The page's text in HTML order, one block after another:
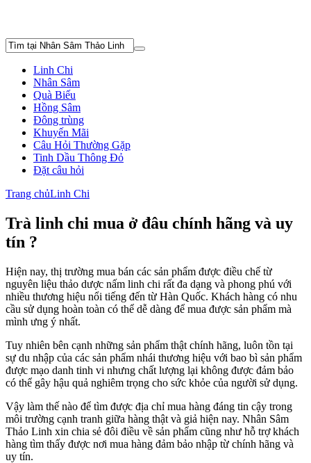
Linh Chi
Nhân Sâm
Quà Biếu
Hồng Sâm
Đông trùng
Khuyến Mãi
Câu Hỏi Thường Gặp
Tinh Dầu Thông Đỏ
Đặt câu hỏi
Trang chủLinh Chi
Trà linh chi mua ở đâu chính hãng và uy
tín ?
Hiện nay, thị trường mua bán các sản phẩm được điều chế từ
nguyên liệu thảo dược nấm linh chi rất đa dạng và phong phú với
nhiều thương hiệu nổi tiếng đến từ Hàn Quốc. Khách hàng có nhu
cầu sử dụng hoàn toàn có thể dễ dàng để mua được sản phẩm mà
mình ưng ý nhất.
Tuy nhiên bên cạnh những sản phẩm thật chính hãng, luôn tồn tại
sự du nhập của các sản phẩm nhái thương hiệu với bao bì sản phẩm
được mạo danh tinh vi nhưng chất lượng lại không được đảm bảo
có thể gây hậu quả nghiêm trọng cho sức khỏe của người sử dụng.
Vậy làm thế nào để tìm được địa chỉ mua hàng đáng tin cậy trong
môi trường cạnh tranh giữa hàng thật và giả hiện nay. Nhân Sâm
Thảo Linh xin chia sẻ đôi điều về sản phẩm cũng như hỗ trợ khách
hàng tìm thấy được nơi mua hàng đảm bảo nhập từ chính hãng và
uy tín.